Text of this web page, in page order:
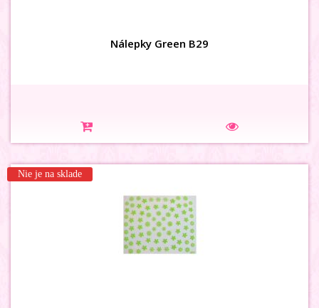
Nálepky Green B29
Nie je na sklade